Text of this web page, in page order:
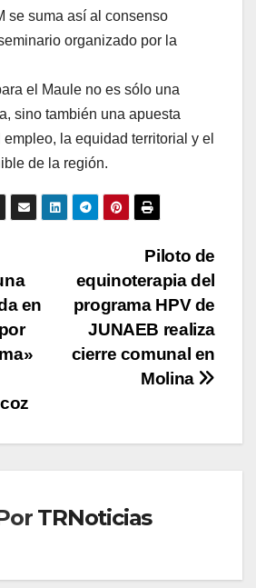
se suma así al consenso
organizado por la
el Maule no es sólo una
sino también una apuesta
la equidad territorial y el
de la región.
Piloto de
equinoterapia del
programa HPV de
JUNAEB realiza
cierre comunal en
Molina
en
TRNoticias